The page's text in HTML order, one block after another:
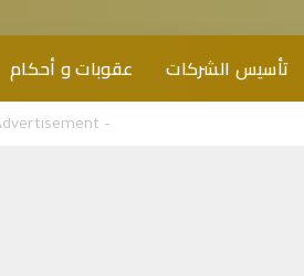
تأسيس الشركات عقوبات و أحكام
– Advertisement –